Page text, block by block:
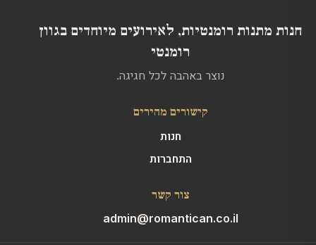
חנות מתנות רומנטיות, לאירועים מיוחדים בגוון
רומנטי
נוצר באהבה לכל חגיגה.
קישורים מהירים
חנות
התחברות
צור קשר
admin@romantican.co.il